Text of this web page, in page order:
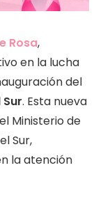
Rosa,
en la lucha
del
. Esta nueva
Ministerio de
Sur,
la atención